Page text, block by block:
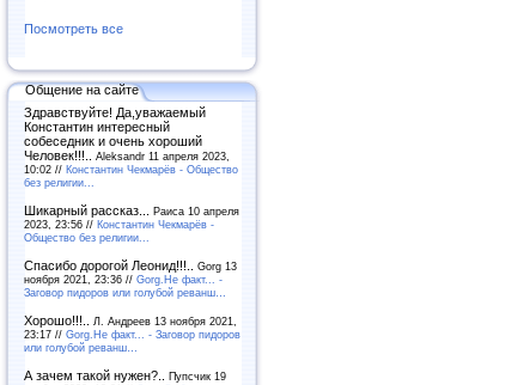
Посмотреть все
Общение на сайте
Здравствуйте! Да,уважаемый
Константин интересный
собеседник и очень хороший
Человек!!!.. Aleksandr 11 апреля 2023,
10:02 // Константин Чекмарёв - Общество
без религии...
Шикарный рассказ... Раиса 10 апреля
2023, 23:56 // Константин Чекмарёв -
Общество без религии...
Спасибо дорогой Леонид!!!.. Gorg 13
ноября 2021, 23:36 // Gorg.Не факт... -
Заговор пидоров или голубой реванш…
Хорошо!!!..
Л. Андреев 13 ноября 2021,
23:17 // Gorg.Не факт... - Заговор пидоров
или голубой реванш…
А зачем такой нужен?.. Пупсчик 19